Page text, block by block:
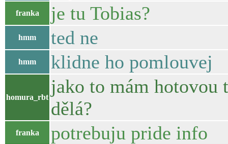
franka je tu Tobias?
hmm ted ne
hmm klidne ho pomlouvej
homura_rbt
jako to mám hotovou
dělá?
franka potrebuju pride info